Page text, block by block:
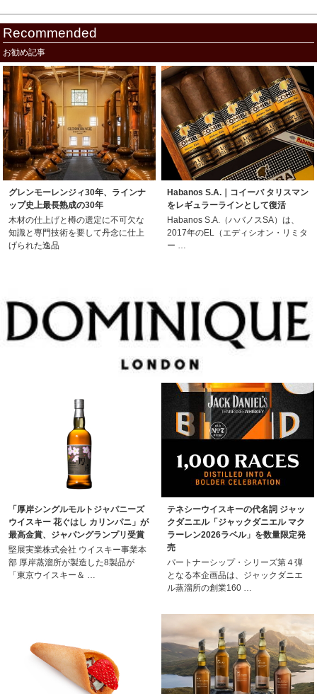
Recommended
お勧め記事
グレンモーレンジィ30年、ラインナ
ップ史上最長熟成の30年
木材の仕上げと樽の選定に不可欠な
知識と専門技術を要して丹念に仕上
げられた逸品
Habanos S.A.｜コイーバ タリスマン
をレギュラーラインとして復活
Habanos S.A.（ハバノスSA）は、
2017年のEL（エディシオン・リミタ
ー …
「厚岸シングルモルトジャパニーズ
ウイスキー 花ぐはし カリンパニ」が
最高金賞、ジャパングランプリ受賞
堅展実業株式会社 ウイスキー事業本
部 厚岸蒸溜所が製造した8製品が
「東京ウイスキー＆ …
テネシーウイスキーの代名詞 ジャッ
クダニエル「ジャックダニエル マク
ラーレン2026ラベル」を数量限定発
売
パートナーシップ・シリーズ第４弾
となる本企画品は、ジャックダニエ
ル蒸溜所の創業160 …